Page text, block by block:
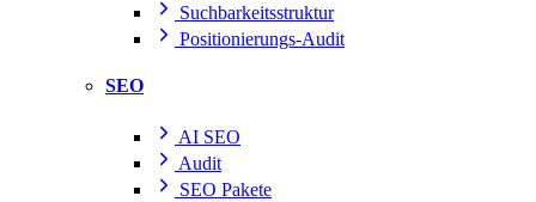
Suchbarkeitsstruktur
Positionierungs-Audit
SEO
AI SEO
Audit
SEO Pakete